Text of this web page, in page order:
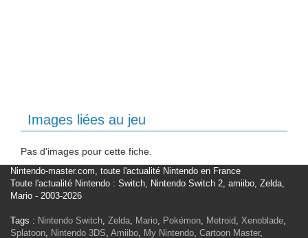
Images liées au jeu
Pas d'images pour cette fiche.
Nintendo-master.com, toute l'actualité Nintendo en France
Toute l'actualité Nintendo : Switch, Nintendo Switch 2, amiibo, Zelda,
Mario - 2003-2026
Tags : Nintendo Switch, Zelda, Mario, Pokémon, Metroid, Xenoblade,
Splatoon, Nintendo 3DS, Amiibo, My Nintendo, Cartoon Master,